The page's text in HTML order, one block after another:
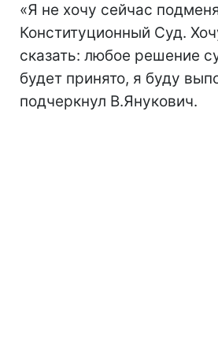
«Я не хочу сейчас
Конституционный Суд.
сказать: любое решение
будет принято, я буду
подчеркнул В.Янукович.